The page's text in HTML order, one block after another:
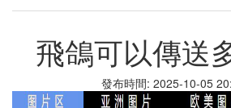
飛鴿可以傳送
發布時間: 2025-10-05